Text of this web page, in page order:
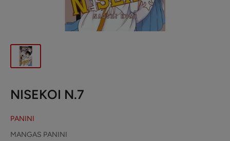
NISEKOI N.7
PANINI
MANGAS PANINI